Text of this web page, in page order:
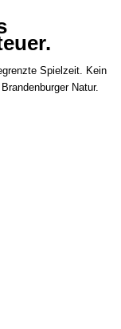
Spielzeit. Kein
Natur.